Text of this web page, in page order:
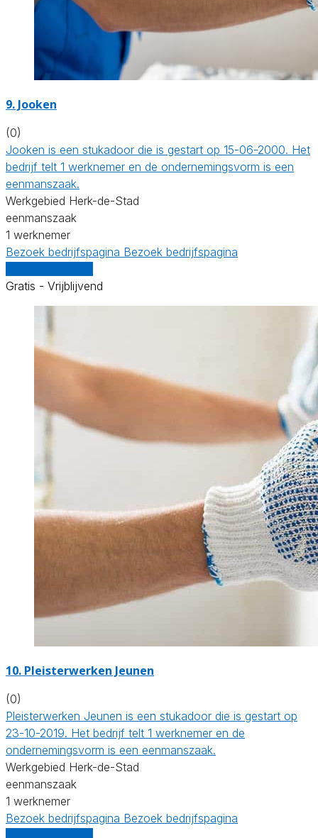
9. Jooken
(0)
Jooken is een stukadoor die is gestart op 15-06-2000. Het
bedrijf telt 1 werknemer en de ondernemingsvorm is een
eenmanszaak.
Werkgebied Herk-de-Stad
eenmanszaak
1 werknemer
Bezoek bedrijfspagina Bezoek bedrijfspagina
Gratis - Vrijblijvend
10. Pleisterwerken Jeunen
(0)
Pleisterwerken Jeunen is een stukadoor die is gestart op
23-10-2019. Het bedrijf telt 1 werknemer en de
ondernemingsvorm is een eenmanszaak.
Werkgebied Herk-de-Stad
eenmanszaak
1 werknemer
Bezoek bedrijfspagina Bezoek bedrijfspagina